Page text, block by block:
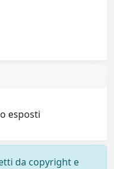
esposti
da copyright e